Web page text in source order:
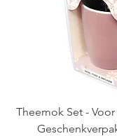
Theemok Set -